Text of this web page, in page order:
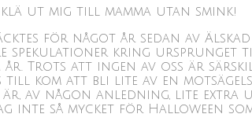
klä ut mig till mamma utan smink!
för något år sedan av
spekulationer kring ursprunget
år. Trots att ingen av oss är
till kom att bli lite av en
av någon anledning, lite extra
inte så mycket för Halloween